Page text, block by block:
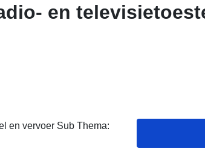
en
en vervoer Sub Thema: